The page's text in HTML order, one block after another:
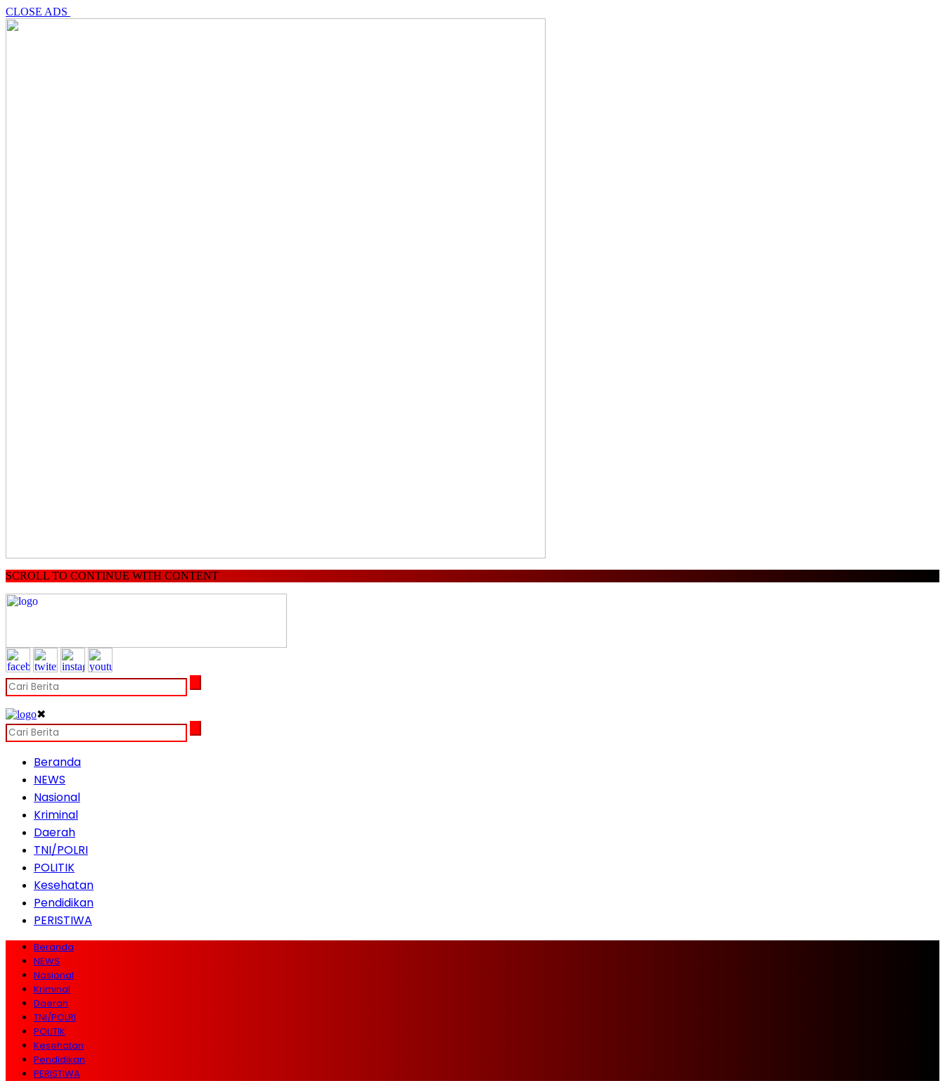
CLOSE ADS
SCROLL TO CONTINUE WITH CONTENT
✖
Beranda
NEWS
Nasional
Kriminal
Daerah
TNI/POLRI
POLITIK
Kesehatan
Pendidikan
PERISTIWA
Beranda
NEWS
Nasional
Kriminal
Daerah
TNI/POLRI
POLITIK
Kesehatan
Pendidikan
PERISTIWA